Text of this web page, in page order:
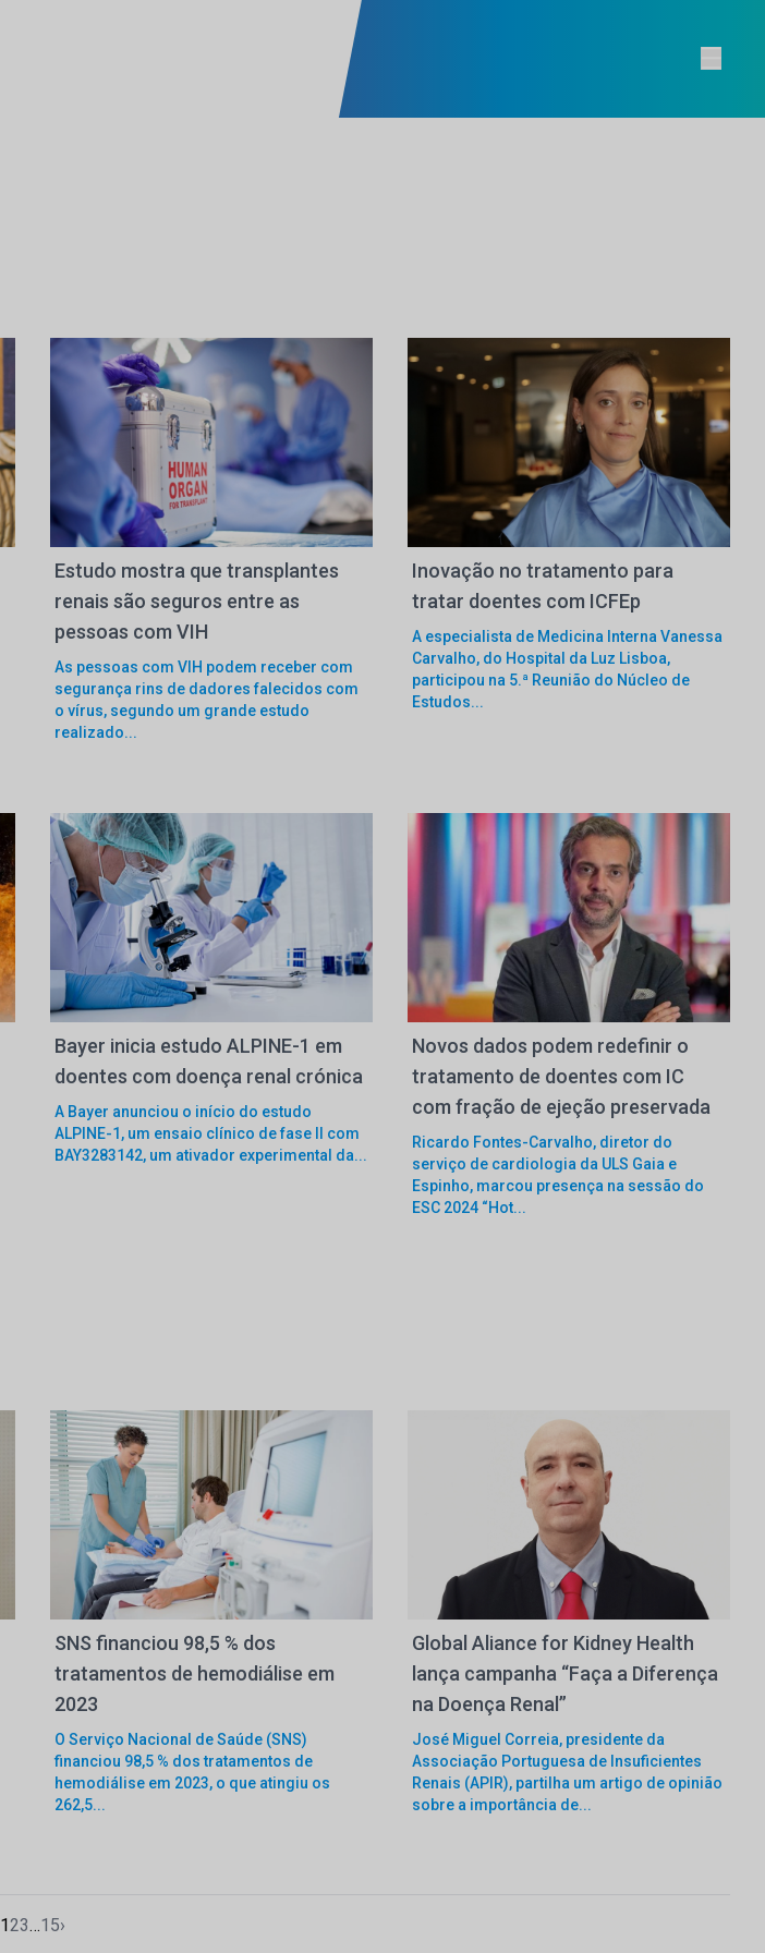
Estudo mostra que transplantes
renais são seguros entre as
pessoas com VIH
As pessoas com VIH podem receber com
segurança rins de dadores falecidos com
o vírus, segundo um grande estudo
realizado...
Inovação no tratamento para
tratar doentes com ICFEp
A especialista de Medicina Interna Vanessa
Carvalho, do Hospital da Luz Lisboa,
participou na 5.ª Reunião do Núcleo de
Estudos...
Bayer inicia estudo ALPINE-1 em
doentes com doença renal crónica
A Bayer anunciou o início do estudo
ALPINE-1, um ensaio clínico de fase II com
BAY3283142, um ativador experimental da...
Novos dados podem redefinir o
tratamento de doentes com IC
com fração de ejeção preservada
Ricardo Fontes-Carvalho, diretor do
serviço de cardiologia da ULS Gaia e
Espinho, marcou presença na sessão do
ESC 2024 “Hot...
SNS financiou 98,5 % dos
tratamentos de hemodiálise em
2023
O Serviço Nacional de Saúde (SNS)
financiou 98,5 % dos tratamentos de
hemodiálise em 2023, o que atingiu os
262,5...
Global Aliance for Kidney Health
lança campanha “Faça a Diferença
na Doença Renal”
José Miguel Correia, presidente da
Associação Portuguesa de Insuficientes
Renais (APIR), partilha um artigo de opinião
sobre a importância de...
123…15›